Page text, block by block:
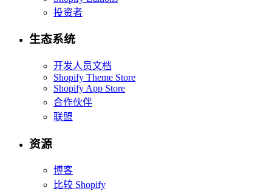
投资者
生态系统
开发人员文档
Shopify Theme Store
Shopify App Store
合作伙伴
联盟
资源
博客
比较 Shopify